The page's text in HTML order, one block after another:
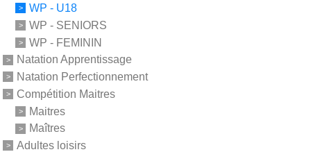
WP - U18
WP - SENIORS
WP - FEMININ
Natation Apprentissage
Natation Perfectionnement
Compétition Maitres
Maitres
Maîtres
Adultes loisirs